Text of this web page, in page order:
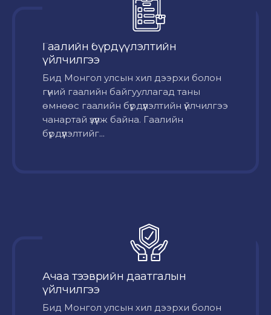
Гаалийн бүрдүүлэлтийн
үйлчилгээ
Бид Монгол улсын хил дээрхи болон
гүний гаалийн байгууллагад таны
өмнөөс гаалийн бүрдүүлэлтийн үйлчилгээ
чанартай үзүүлж байна. Гаалийн
бүрдүүлэлтийг...
Ачаа тээврийн даатгалын
үйлчилгээ
Бид Монгол улсын хил дээрхи болон